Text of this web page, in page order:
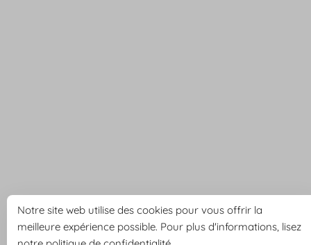
Notre site web utilise des cookies pour vous offrir la
meilleure expérience possible. Pour plus d'informations, lisez